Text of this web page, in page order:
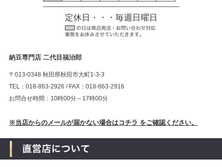
定休日・・・毎週日曜日
納豆専門店 二代目福治郎
〒013-0348 秋田県秋田市大町1-3-3
TEL：018-863-2926 / FAX：018-863-2916
お問合せ時間：10時00分～17時00分
※当店からのメールが届かない場合はコチラ をご確認ください。